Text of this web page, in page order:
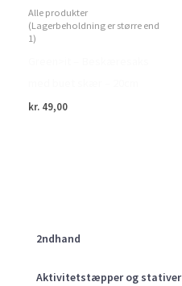
2ndhand
Aktivitetstæpper og stativer
Alle produkter
(Lagerbeholdning er større end
1)
kr. 49,00